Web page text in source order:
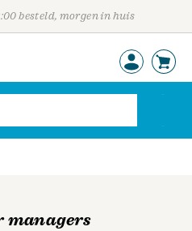
besteld, morgen in huis
managers